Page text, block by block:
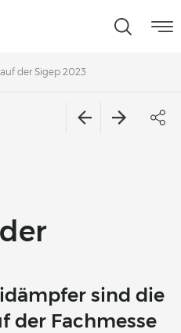
auf der Sigep 2023
sind die
der Fachmesse